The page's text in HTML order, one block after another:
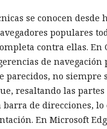
se conocen desde
populares
contra ellas. En
de navegación
parecidos, no siempre
resaltando las
de direcciones, lo
En Microsoft